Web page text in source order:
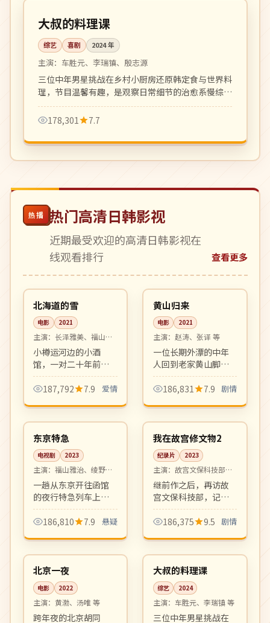
韩国
大叔的料理课
综艺 喜剧 2024年
主演： 车胜元、李瑞镇、殷志源
三位中年男星挑战在乡村小厨房还原韩定食与世界料
理，节目温馨有趣，是观察日常细节的治愈系慢综
艺。
178,301
7.7
热播 热门高清日韩影视
近期最受欢迎的高清日韩影视在
线观看排行
查看更多
日本
院线 99:19
北海道的雪
电影 2021
主演： 长泽雅美、福山雅
治 等
小樽运河边的小酒
馆，一对二十年前分
别的恋人在圣诞前夜
再度相见。极冷氛围
富有油画质感。
187,792 7.9 爱情
中国
高分 99:30
黄山归来
电影 2021
主演： 赵涛、张译 等
一位长期外漂的中年
人回到老家黄山脚下
小镇照顾生病母亲。
乡愁、家庭、和解，
平静叙事。
186,831 7.9 剧情
日本
完结 08:36
东京特急
电视剧 2023
主演： 福山雅治、绫野刚
一趟从东京开往函馆
的夜行特急列车上发
生离奇命案，乘客身
份层层揭开。本格推
松本清张式氛围。
186,810 7.9 悬疑
中国
4K 06:13
我在故宫修文物2
纪录片 2023
主演： 故宫文保科技部专
家
继前作之后，再访故
宫文保科技部，记录
钟表、青铜器、唐卡
修复师们的匠心日
物背后的家族故事。
186,375 9.5 剧情
中国
高分 99:14
北京一夜
电影 2022
主演： 黄渤、汤唯 等
跨年夜的北京胡同
韩国
热播 10:04
大叔的料理课
综艺 2024
主演： 车胜元、李瑞镇 等
三位中年男星挑战在